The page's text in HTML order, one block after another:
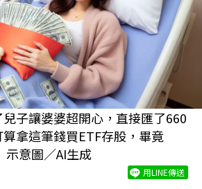
子讓婆婆超開心，直接匯了660
拿這筆錢買ETF存股，畢竟
示意圖／AI生成
用LINE傳送